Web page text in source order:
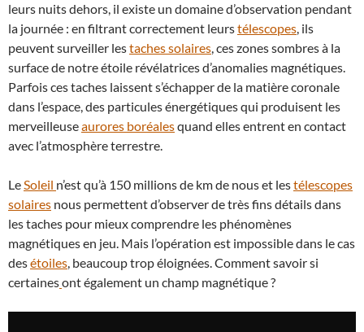
leurs nuits dehors, il existe un domaine d’observation pendant
la journée : en filtrant correctement leurstélescopes, ils
peuvent surveiller lestaches solaires, ces zones sombres à la
surface de notre étoile révélatrices d’anomalies magnétiques.
Parfois ces taches laissent s’échapper de la matière coronale
dans l’espace, des particules énergétiques qui produisent les
merveilleuseaurores boréalesquand elles entrent en contact
avec l’atmosphère terrestre.
LeSoleil n’est qu’à 150 millions de km de nous et lestélescopes
solaires nous permettent d’observer de très fins détails dans
les taches pour mieux comprendre les phénomènes
magnétiques en jeu. Mais l’opération est impossible dans le cas
desétoiles, beaucoup trop éloignées. Comment savoir si
certainesont également un champ magnétique ?